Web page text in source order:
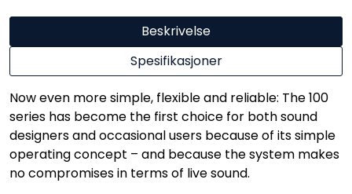
Beskrivelse
Spesifikasjoner
Now even more simple, flexible and reliable: The 100
series has become the first choice for both sound
designers and occasional users because of its simple
operating concept – and because the system makes
no compromises in terms of live sound.